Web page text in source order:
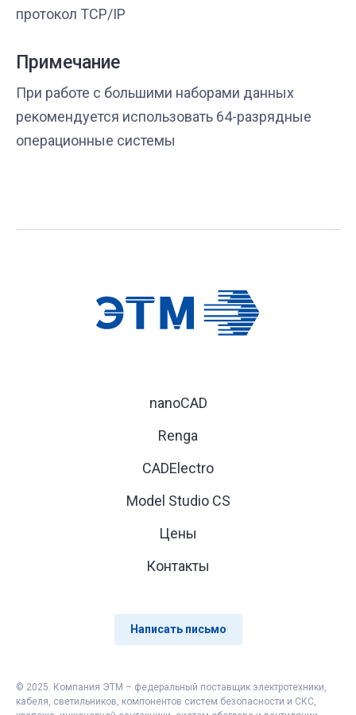
протокол TCP/IP
Примечание
При работе с большими наборами данных
рекомендуется использовать 64-разрядные
операционные системы
nanoCAD
Renga
CADElectro
Model Studio CS
Цены
Контакты
Написать письмо
© 2025. Компания ЭТМ – федеральный поставщик электротехники,
кабеля, светильников, компонентов систем безопасности и СКС,